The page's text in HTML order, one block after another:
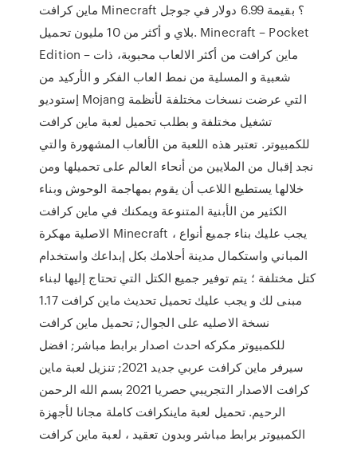
ماين كرافت Minecraft ؟ بقيمة 6.99 دولار في جوجل
بلاي و أكثر من 10 مليون تحميل. Minecraft – Pocket
Edition – ماين كرافت من أكثر الالعاب محبوبة، ذات
شعبية و المسلية من نمط العاب الفكر و الأركيد من
إستوديو Mojang التي عرضت نسخات مختلفة لأنظمة
تشغيل مختلفة و بطلب تحميل لعبة ماين كرافت
للكمبيوتر. تعتبر هذه اللعبة من الألعاب المشهورة والتي
نجد إقبال من الملايين من أنحاء العالم على تحميلها ومن
خلالها يستطيع اللاعب أن يقوم بمهاجمة الوحوش وبناء
الكثير من الأبنية المتنوعة ويمكنك في ماين كرافت
الاصلية مهكرة Minecraft ، يجب عليك بناء جميع أنواع
المباني واستكمال مدينة أحلامك بكل إبداعك واستخدام
كتل مختلفة ؛ يتم توفير جميع الكتل التي تحتاج إليها لبناء
مبنى لك و يجب عليك تحميل تحديث ماين كرافت 1.17
نسخة الاصليه على الجوال; تحميل ماين كرافت
للكمبيوتر مكركه احدث اصدار برابط مباشر; افضل
سيرفر ماين كرافت عربي جديد 2021; تنزيل لعبة ماين
كرافت الاصدار التجريبي حصريا 2021 بسم الله الرحمن
الرحيم. تحميل لعبة ماينكرافت كاملة مجانا لأجهزة
الكمبيوتر برابط مباشر وبدون تعقيد ، لعبة ماين كرافت